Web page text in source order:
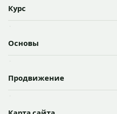
Курс
·
Основы
·
Продвижение
·